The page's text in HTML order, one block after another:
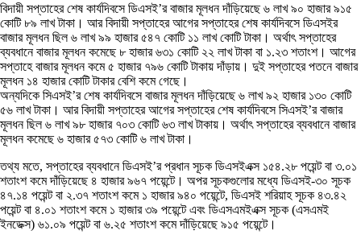
বিদায়ী সপ্তাহের শেষ কার্যদিবসে ডিএসই’র বাজার মূলধন দাঁড়িয়েছে ৬ লাখ ৯০ হাজার ৯১৫
কোটি ৮৯ লাখ টাকা। আর বিদায়ী সপ্তাহের আগের সপ্তাহের শেষ কার্যদিবসে ডিএসইর
বাজার মূলধন ছিল ৬ লাখ ৯৯ হাজার ৫৪৭ কোটি ১১ লাখ কোটি টাকা। অর্থাৎ সপ্তাহের
ব্যবধানে বাজার মূলধন কমেছে ৮ হাজার ৬৩১ কোটি ২২ লাখ টাকা বা ১.২৩ শতাংশ। আগের
সপ্তাহে বাজার মূলধন কমে ৫ হাজার ৭৯৬ কোটি টাকায় দাঁড়ায়। দুই সপ্তাহের পতনে বাজার
মূলধন ১৪ হাজার কোটি টাকার বেশি কমে গেছে।
অন্যদিকে সিএসই’র শেষ কার্যদিবসে বাজার মূলধন দাঁড়িয়েছে ৬ লাখ ৯২ হাজার ১৩০ কোটি
৫৬ লাখ টাকা। আর বিদায়ী সপ্তাহের আগের সপ্তাহের শেষ কার্যদিবসে সিএসই’র বাজার
মূলধন ছিল ৬ লাখ ৯৮ হাজার ৭০৩ কোটি ৬৩ লাখ টাকায়। অর্থাৎ সপ্তাহের ব্যবধানে বাজার
মূলধন কমেছে ৬ হাজার ৫৭৩ কোটি ৬ লাখ টাকা।
তথ্য মতে, সপ্তাহের ব্যবধানে ডিএসই’র প্রধান সূচক ডিএসইএক্স ১৫৪.২৮ পয়েন্ট বা ৩.০১
শতাংশ কমে দাঁড়িয়েছে ৪ হাজার ৯৬৭ পয়েন্টে। অপর সূচকগুলোর মধ্যে ডিএসই-৩০ সূচক
৪৭.১৪ পয়েন্ট বা ২.৩৭ শতাংশ কমে ১ হাজার ৯৪০ পয়েন্টে, ডিএসই শরিয়াহ সূচক ৪৩.৪২
পয়েন্ট বা ৪.০১ শতাংশ কমে ১ হাজার ৩৯ পয়েন্টে এবং ডিএসএমইএক্স সূচক (এসএমই
ইনডেক্স) ৬১.০৯ পয়েন্ট বা ৬.২৫ শতাংশ কমে দাঁড়িয়েছে ৯১৫ পয়েন্টে।